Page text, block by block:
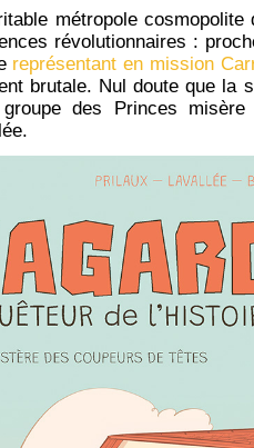
métropole
révolutionnaires :
représentant en mission
brutale. Nul doute que la
des Princes